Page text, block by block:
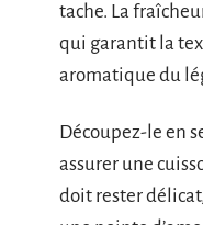
tache. La
qui garantit la
aromatique du
Découpez-le en
assurer une
doit rester